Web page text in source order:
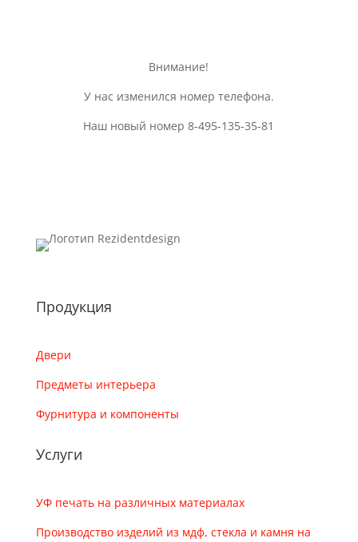
Внимание!
У нас изменился номер телефона.
Наш новый номер 8-495-135-35-81
Продукция
Двери
Предметы интерьера
Фурнитура и компоненты
Услуги
УФ печать на различных материалах
Производство изделий из мдф, стекла и камня на